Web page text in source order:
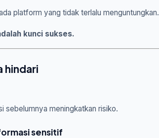
platform yang tidak terlalu menguntungkan.
kunci sukses.
hindari
sebelumnya meningkatkan risiko.
sensitif